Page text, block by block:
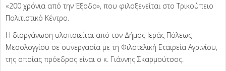
«200 χρόνια από την Έξοδο», που φιλοξενείται στο Τρικούπειο
Πολιτιστικό Κέντρο.
Η διοργάνωση υλοποιείται από τον Δήμος Ιεράς Πόλεως
Μεσολογγίου σε συνεργασία με τη Φιλοτελική Εταιρεία Αγρινίου,
της οποίας πρόεδρος είναι ο κ. Γιάννης Σκαρμούτσος.